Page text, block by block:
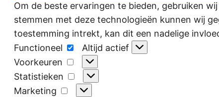
Om de beste ervaringen te bieden, gebruiken
stemmen met deze technologieën kunnen wij
toestemming intrekt, kan dit een nadelige
Functioneel
Functioneel
Altijd actief
Voorkeuren
Voorkeuren
Statistieken
Statistieken
Marketing
Marketing